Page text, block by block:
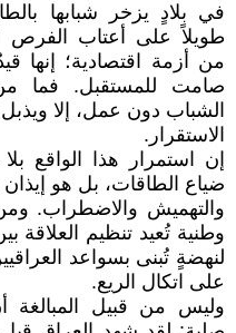
في بلادٍ يزخر شبابها
طويلاً على أعتاب الفرص
من أزمة اقتصادية؛ إنها
صامت للمستقبل. فما
الشباب دون عمل، إلا ويذبل
الاستقرار.
إن استمرار هذا الواقع
ضياع الطاقات، بل هو إيذان
والتهميش والاضطراب.
وطنية تُعيد تنظيم
لنهضةٍ تُبنى بسواعد
على اتكال الريع.
وليس من قبيل المبالغة